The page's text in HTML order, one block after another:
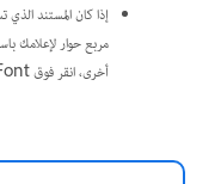
إذا كان المستند
مربع حوار لإعلامك
أخرى، انقر فوق Find Font واختر البدائل.